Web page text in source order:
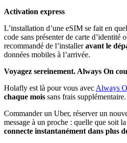
Activation express
L’installation d’une eSIM se fait en
code sans présenter de carte d’identité
recommandé de l’installeravant le
données mobiles à l’arrivée.
Voyagez sereinement. Always On
Holafly est là pour vous avec Always
chaque mois sans frais supplémentaire.
Commander un Uber, réserver un
message à un proche : quelle que soit
connecte instantanément dans plus